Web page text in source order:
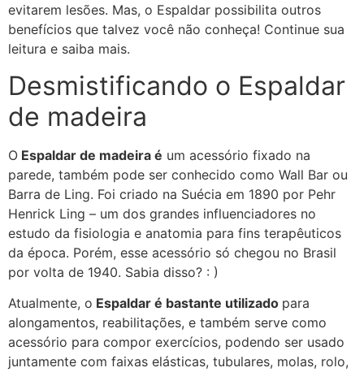
evitarem lesões. Mas, o Espaldar possibilita outros
benefícios que talvez você não conheça! Continue sua
leitura e saiba mais.
Desmistificando o Espaldar
de madeira
O Espaldar de madeira é um acessório fixado na
parede, também pode ser conhecido como Wall Bar ou
Barra de Ling. Foi criado na Suécia em 1890 por Pehr
Henrick Ling – um dos grandes influenciadores no
estudo da fisiologia e anatomia para fins terapêuticos
da época. Porém, esse acessório só chegou no Brasil
por volta de 1940. Sabia disso? : )
Atualmente, o Espaldar é bastante utilizado para
alongamentos, reabilitações, e também serve como
acessório para compor exercícios, podendo ser usado
juntamente com faixas elásticas, tubulares, molas, rolo,